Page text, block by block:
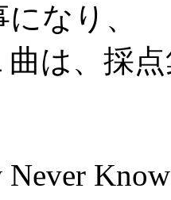
なり、
は、採